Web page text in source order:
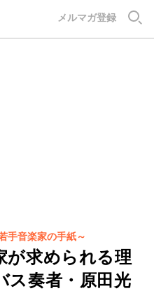
メルマガ登録
手音楽家の手紙～
が求められる理
ス奏者・原田光